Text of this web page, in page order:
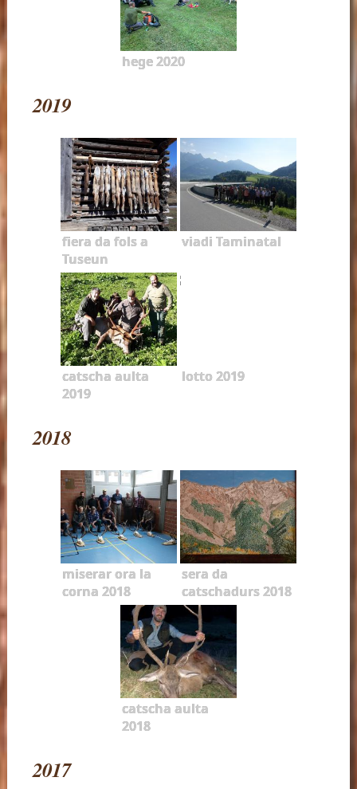
hege 2020
2019
fiera da fols a
Tuseun
viadi Taminatal
catscha aulta
2019
lotto 2019
2018
miserar ora la
corna 2018
sera da
catschadurs 2018
catscha aulta
2018
2017